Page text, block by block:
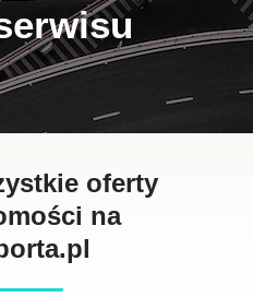
oferty
na